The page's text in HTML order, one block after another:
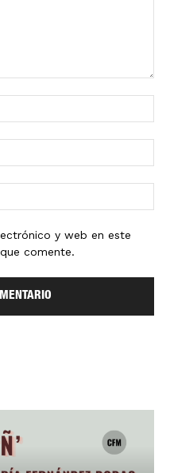
y web en este
comente.